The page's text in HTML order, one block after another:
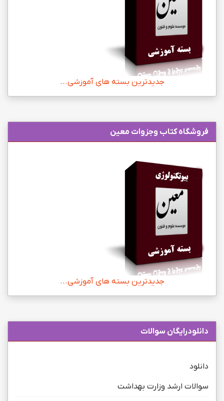
جدیدترین بسته های آموزشی...
فروشگاه کتاب وجزوات معین
جدیدترین بسته های آموزشی...
دانلودرایگان سوالات
دانلود
سوالات ارشد وزارت بهداشت